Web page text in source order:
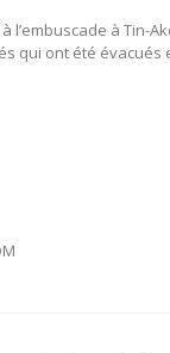
l’embuscade à Tin-
qui ont été